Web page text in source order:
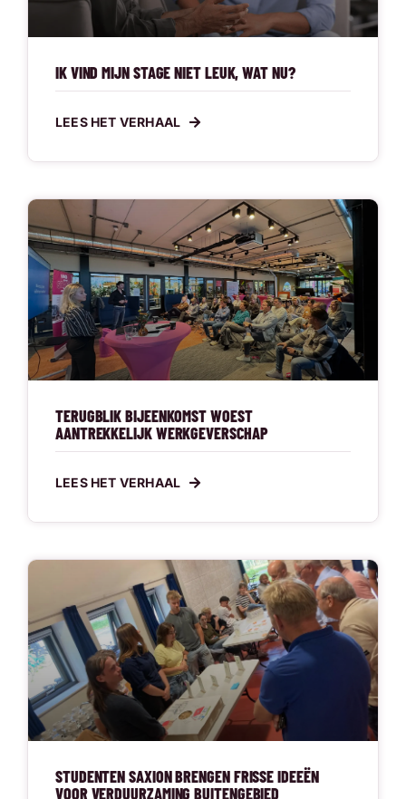
IK VIND MIJN STAGE NIET LEUK, WAT NU?
LEES HET VERHAAL
TERUGBLIK BIJEENKOMST WOEST
AANTREKKELIJK WERKGEVERSCHAP
LEES HET VERHAAL
STUDENTEN SAXION BRENGEN FRISSE IDEEËN
VOOR VERDUURZAMING BUITENGEBIED